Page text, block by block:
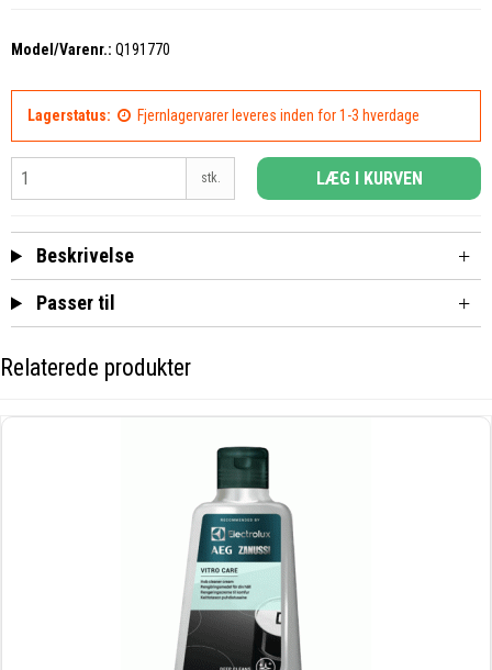
Model/Varenr.: Q191770
Lagerstatus: Fjernlagervarer leveres inden for 1-3 hverdage
stk. LÆG I KURVEN
Beskrivelse
Passer til
Relaterede produkter